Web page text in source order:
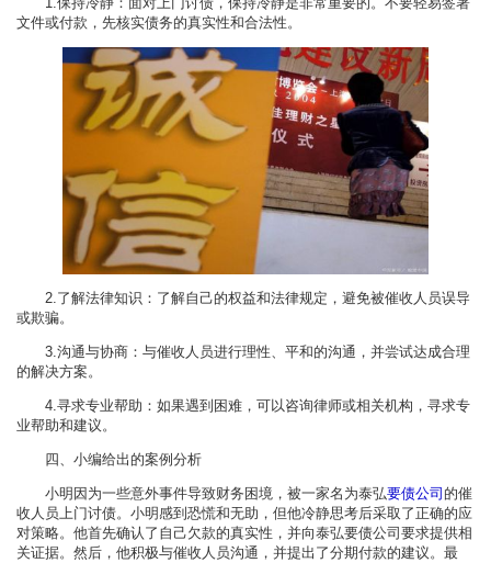
文件或付款，先核实债务的真实性和合法性。
2.了解法律知识：了解自己的权益和法律规定，避免被催收人员误导
或欺骗。
3.沟通与协商：与催收人员进行理性、平和的沟通，并尝试达成合理
的解决方案。
4.寻求专业帮助：如果遇到困难，可以咨询律师或相关机构，寻求专
业帮助和建议。
四、小编给出的案例分析
小明因为一些意外事件导致财务困境，被一家名为泰弘要债公司 的催
收人员上门讨债。小明感到恐慌和无助，但他冷静思考后采取了正确的应
对策略。他首先确认了自己欠款的真实性，并向泰弘要债公司要求提供相
关证据。然后，他积极与催收人员沟通，并提出了分期付款的建议。最